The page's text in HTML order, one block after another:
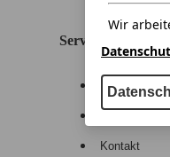
Service
Hilfe
Kontakt
Wir